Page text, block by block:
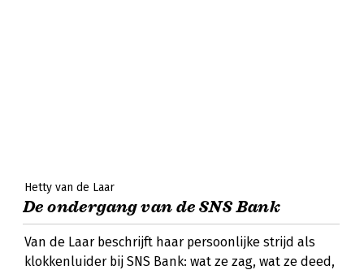
Hetty van de Laar
De ondergang van de SNS Bank
Van de Laar beschrijft haar persoonlijke strijd als
klokkenluider bij SNS Bank: wat ze zag, wat ze deed,